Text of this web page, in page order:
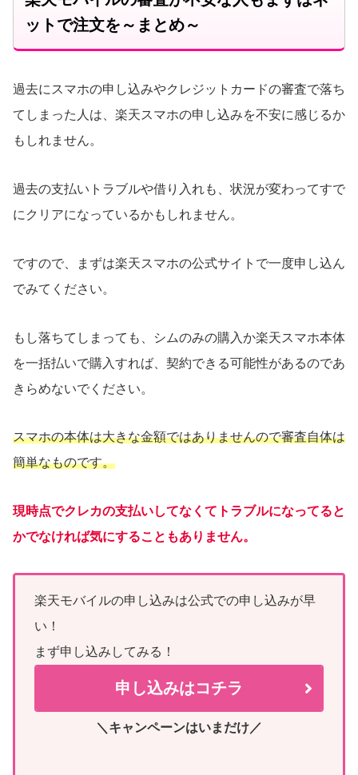
ットで注文を～まとめ～
過去にスマホの申し込みやクレジットカードの審査で落ち
てしまった人は、楽天スマホの申し込みを不安に感じるか
もしれません。
過去の支払いトラブルや借り入れも、状況が変わってすで
にクリアになっているかもしれません。
ですので、まずは楽天スマホの公式サイトで一度申し込ん
でみてください。
もし落ちてしまっても、シムのみの購入か楽天スマホ本体
を一括払いで購入すれば、契約できる可能性があるのであ
きらめないでください。
スマホの本体は大きな金額ではありませんので審査自体は
簡単なものです。
現時点でクレカの支払いしてなくてトラブルになってると
かでなければ気にすることもありません。
楽天モバイルの申し込みは公式での申し込みが早
い！
まず申し込みしてみる！
申し込みはコチラ
＼キャンペーンはいまだけ／